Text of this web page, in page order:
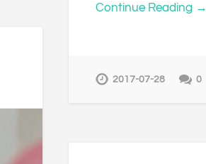
Continue Reading →
2017-07-28 0